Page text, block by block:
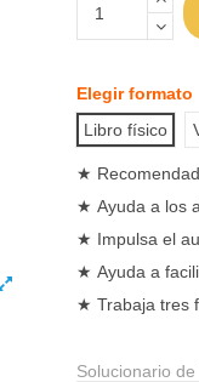
Elegir formato
Libro físico
★
★ Ayuda a los
★ Impulsa el
★ Ayuda a
★ Trabaja tres
Solucionario